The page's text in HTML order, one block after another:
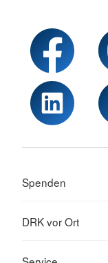
Spenden
DRK vor Ort